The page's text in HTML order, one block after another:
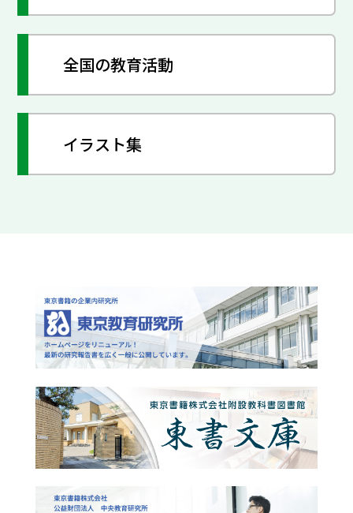
全国の教育活動
イラスト集